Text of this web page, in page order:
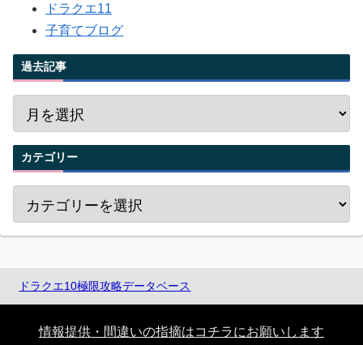
ドラクエ11
子育てブログ
過去記事
カテゴリー
ドラクエ10極限攻略データベース
情報提供・間違いの指摘はコチラにお願いします